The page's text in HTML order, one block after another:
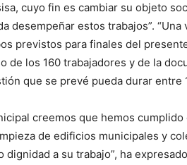
cuyo fin es cambiar su objeto
desempeñar estos trabajos”.
previstos para finales del
de los 160 trabajadores y de la
que se prevé pueda durar entre
creemos que hemos
de edificios municipales y
dignidad a su trabajo”, ha